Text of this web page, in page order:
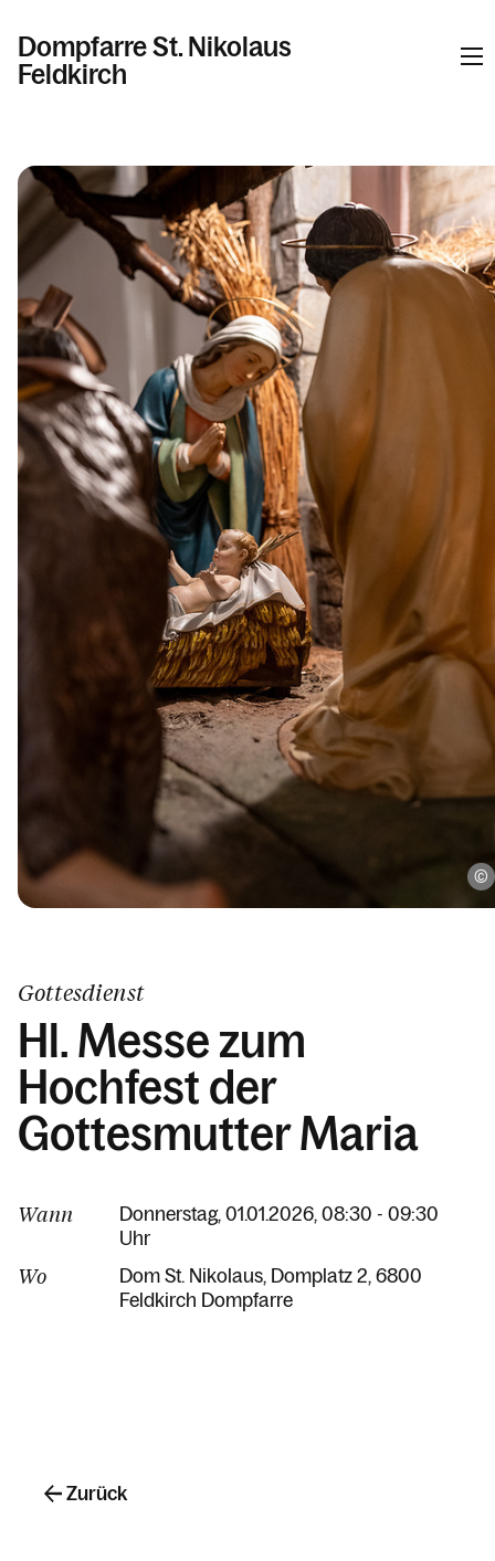
Dompfarre St. Nikolaus
Feldkirch
Kalender
Personen
Kontakt
Gottesdienst
Hl. Messe zum
Hochfest der
Gottesmutter Maria
Wann
Donnerstag, 01.01.2026, 08:30 - 09:30
Uhr
Wo Dom St. Nikolaus Domplatz 2 6800
Feldkirch Dompfarre
Zurück